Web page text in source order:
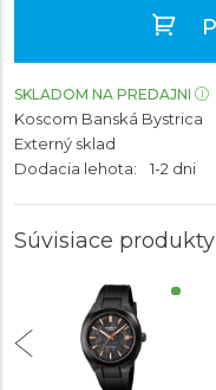
SKLADOM NA PREDAJNI
Koscom Banská Bystrica
Externý sklad
Dodacia lehota:
1-2 dni
Súvisiace produkty